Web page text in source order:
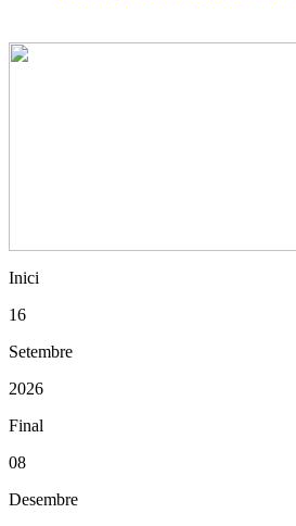
Inici
16
Setembre
2026
Final
08
Desembre